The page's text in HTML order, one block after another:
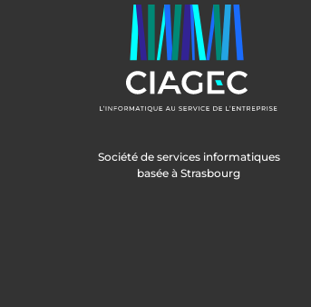
Société de services informatiques
basée à Strasbourg